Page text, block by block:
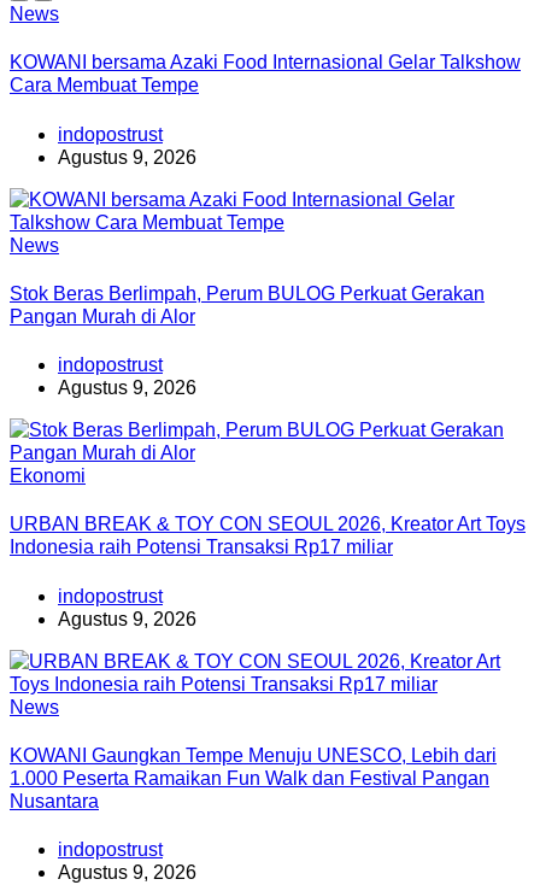
News
KOWANI bersama Azaki Food Internasional Gelar Talkshow
Cara Membuat Tempe
indopostrust
Agustus 9, 2026
News
Stok Beras Berlimpah, Perum BULOG Perkuat Gerakan
Pangan Murah di Alor
indopostrust
Agustus 9, 2026
Ekonomi
URBAN BREAK & TOY CON SEOUL 2026, Kreator Art Toys
Indonesia raih Potensi Transaksi Rp17 miliar
indopostrust
Agustus 9, 2026
News
KOWANI Gaungkan Tempe Menuju UNESCO, Lebih dari
1.000 Peserta Ramaikan Fun Walk dan Festival Pangan
Nusantara
indopostrust
Agustus 9, 2026